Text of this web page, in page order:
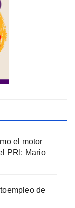
el motor
PRI: Mario
de